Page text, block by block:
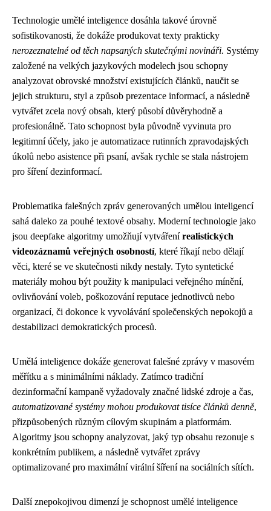
Technologie umělé inteligence dosáhla takové úrovně
sofistikovanosti, že dokáže produkovat texty prakticky
nerozeznatelné od těch napsaných skutečnými novináři. Systémy
založené na velkých jazykových modelech jsou schopny
analyzovat obrovské množství existujících článků, naučit se
jejich strukturu, styl a způsob prezentace informací, a následně
vytvářet zcela nový obsah, který působí důvěryhodně a
profesionálně. Tato schopnost byla původně vyvinuta pro
legitimní účely, jako je automatizace rutinních zpravodajských
úkolů nebo asistence při psaní, avšak rychle se stala nástrojem
pro šíření dezinformací.
Problematika falešných zpráv generovaných umělou inteligencí
sahá daleko za pouhé textové obsahy. Moderní technologie jako
jsou deepfake algoritmy umožňují vytvářenírealistických
videozáznamů veřejných osobností, které říkají nebo dělají
věci, které se ve skutečnosti nikdy nestaly. Tyto syntetické
materiály mohou být použity k manipulaci veřejného mínění,
ovlivňování voleb, poškozování reputace jednotlivců nebo
organizací, či dokonce k vyvolávání společenských nepokojů a
destabilizaci demokratických procesů.
Umělá inteligence dokáže generovat falešné zprávy v masovém
měřítku a s minimálními náklady. Zatímco tradiční
dezinformační kampaně vyžadovaly značné lidské zdroje a čas,
automatizované systémy mohou produkovat tisíce článků denně,
přizpůsobených různým cílovým skupinám a platformám.
Algoritmy jsou schopny analyzovat, jaký typ obsahu rezonuje s
konkrétním publikem, a následně vytvářet zprávy
optimalizované pro maximální virální šíření na sociálních sítích.
Další znepokojivou dimenzí je schopnost umělé inteligence